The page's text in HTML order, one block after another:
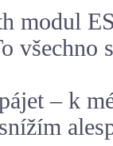
– k